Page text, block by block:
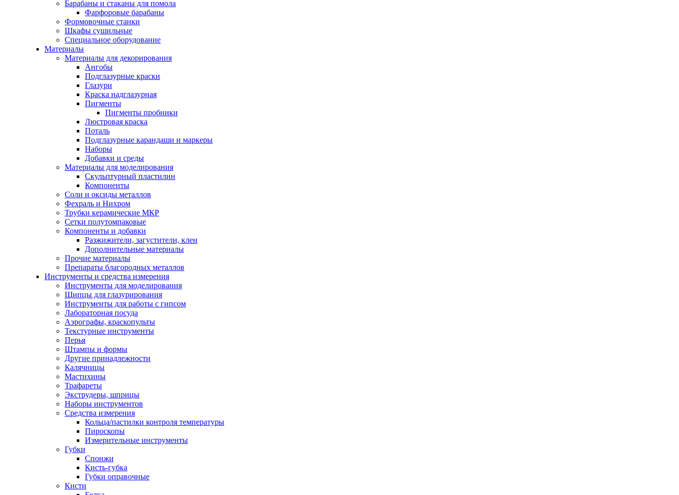
Барабаны и стаканы для помола
Фарфоровые барабаны
Формовочные станки
Шкафы сушильные
Специальное оборудование
Материалы
Материалы для декорирования
Ангобы
Подглазурные краски
Глазури
Краска надглазурная
Пигменты
Пигменты пробники
Люстровая краска
Поталь
Подглазурные карандаши и маркеры
Наборы
Добавки и среды
Материалы для моделирования
Скульптурный пластилин
Компоненты
Соли и оксиды металлов
Фехраль и Нихром
Трубки керамические МКР
Сетки полутомпаковые
Компоненты и добавки
Разжижители, загустители, клеи
Дополнительные материалы
Прочие материалы
Препараты благородных металлов
Инструменты и средства измерения
Инструменты для моделирования
Щипцы для глазурирования
Инструменты для работы с гипсом
Лабораторная посуда
Аэрографы, краскопульты
Текстурные инструменты
Перья
Штампы и формы
Другие принадлежности
Калячницы
Мастихины
Трафареты
Экструдеры, шприцы
Наборы инструментов
Средства измерения
Кольца/пастилки контроля температуры
Пироскопы
Измерительные инструменты
Губки
Спонжи
Кисть-губка
Губки оправочные
Кисти